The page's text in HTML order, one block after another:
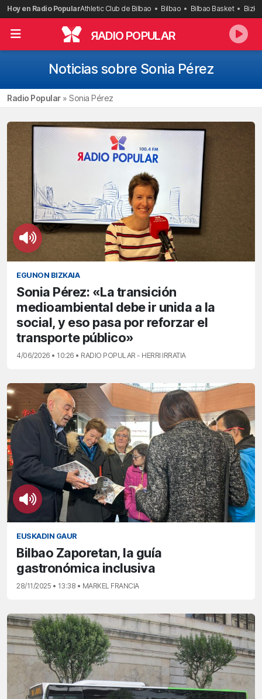
Saltar
al
contenido
Hoy en Radio PopularAthletic Club de Bilbao Bilbao Bilbao Basket
RADIO POPULAR
Noticias sobre Sonia Pérez
Radio Popular» Sonia Pérez
EGUNON BIZKAIA
Sonia Pérez: «La transición
medioambiental debe ir unida a la
social, y eso pasa por reforzar el
transporte público»
4/06/2026 • 10:26 • RADIO POPULAR - HERRI IRRATIA
EUSKADIN GAUR
Bilbao Zaporetan, la guía
gastronómica inclusiva
28/11/2025 • 13:38 • MARKEL FRANCIA